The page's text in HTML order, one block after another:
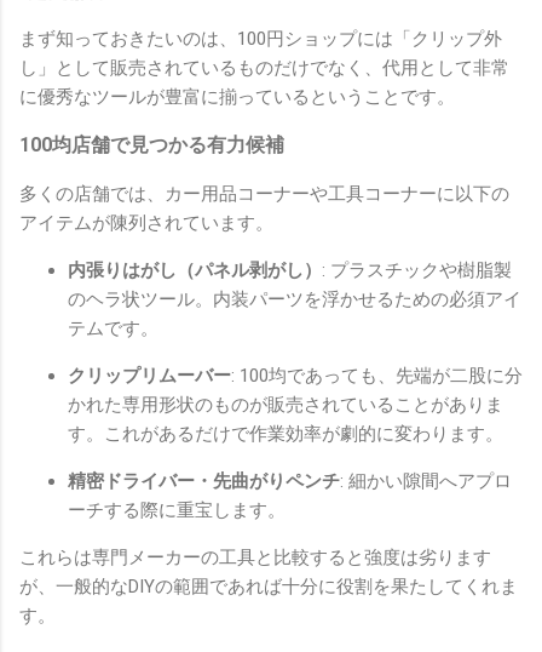
まず知っておきたいのは、100円ショップには「クリップ外
し」として販売されているものだけでなく、代用として非常
に優秀なツールが豊富に揃っているということです。
100均店舗で見つかる有力候補
多くの店舗では、カー用品コーナーや工具コーナーに以下の
アイテムが陳列されています。
内張りはがし（パネル剥がし） : プラスチックや樹脂製
のヘラ状ツール。内装パーツを浮かせるための必須アイ
テムです。
クリップリムーバー: 100均であっても、先端が二股に分
かれた専用形状のものが販売されていることがありま
す。これがあるだけで作業効率が劇的に変わります。
精密ドライバー・先曲がりペンチ: 細かい隙間へアプロ
ーチする際に重宝します。
これらは専門メーカーの工具と比較すると強度は劣ります
が、一般的なDIYの範囲であれば十分に役割を果たしてくれま
す。